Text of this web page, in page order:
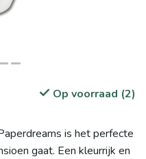
Op voorraad (2)
is het perfecte
gaat. Een kleurrijk en